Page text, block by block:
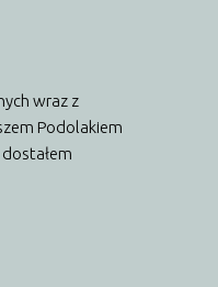
wraz z
Podolakiem